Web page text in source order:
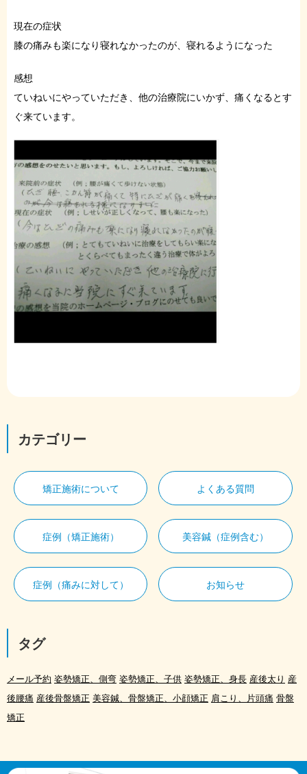
現在の症状
膝の痛みも楽になり寝れなかったのが、寝れるようになった
感想
ていねいにやっていただき、他の治療院にいかず、痛くなるとす
ぐ来ています。
カテゴリー
矯正施術について よくある質問
症例（矯正施術） 美容鍼（症例含む）
症例（痛みに対して） お知らせ
タグ
メール予約 姿勢矯正、側弯 姿勢矯正、子供 姿勢矯正、身長 産後太り 産
後腰痛 産後骨盤矯正 美容鍼、骨盤矯正、小顔矯正 肩こり、片頭痛 骨盤
矯正